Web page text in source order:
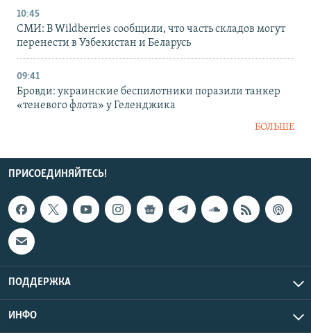
10:45
СМИ: В Wildberries сообщили, что часть складов могут
перенести в Узбекистан и Беларусь
09:41
Бровди: украинские беспилотники поразили танкер
«теневого флота» у Геленджика
БОЛЬШЕ
ПРИСОЕДИНЯЙТЕСЬ!
ПОДДЕРЖКА
ИНФО